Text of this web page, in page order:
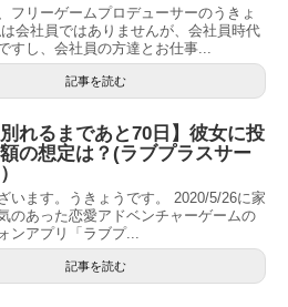
フリーゲームプロデューサーのうきょ
会社員ではありませんが、会社員時代
すし、会社員の方達とお仕事...
記事を読む
別れるまであと70日】彼女に投
の想定は？(ラブプラスサー
います。うきょうです。 2020/5/26に家
のあった恋愛アドベンチャーゲームの
ンアプリ「ラブプ...
記事を読む